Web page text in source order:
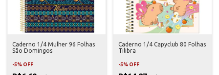
Caderno 1/4 Mulher 96 Folhas
São Domingos
-5% OFF
Caderno 1/4 Capyclub 80 Folhas
Tilibra
-5% OFF